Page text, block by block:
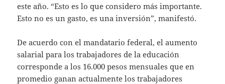
este año. “Esto es lo que considero más importante.
Esto no es un gasto, es una inversión”, manifestó.
De acuerdo con el mandatario federal, el aumento
salarial para los trabajadores de la educación
corresponde a los 16.000 pesos mensuales que en
promedio ganan actualmente los trabajadores